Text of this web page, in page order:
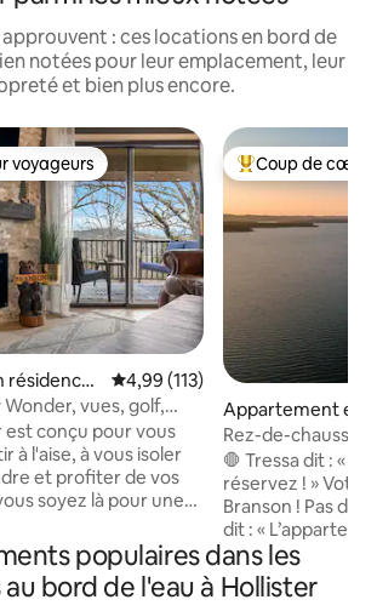
approuvent : ces locations en bord de
notées pour leur emplacement, leur
et bien plus encore.
les plus appréciés
voyageurs
⋅
Évaluation moyenne sur la
4,99 (113)
Wonder, vues, golf,
est conçu pour vous
à l'aise, à vous isoler
et profiter de vos
soyez là pour une
entre amis, nous
vous sentiez comme
à la fois
Coups de cœur
Coup de cœur
Appartement en
⋅ Branson
Rez-de-
sur le lac | Salle
🛑 Tressa dit : «
réservez ! » Votre
Branson ! Pas d'escaliers.
dit : «
était fabuleux. » La vue était géniale et
tout ce que nous
proximité. Nous
populaires dans les
bord de l'eau à Hollister